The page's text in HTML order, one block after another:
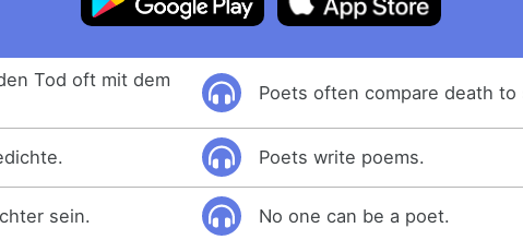
Tod oft mit dem
Poets often compare death to
Poets write poems.
sein. No one can be a poet.